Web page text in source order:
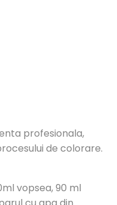
profesionala,
de colorare.
vopsea, 90 ml